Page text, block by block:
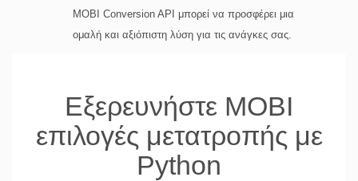
MOBI Conversion API μπορεί να προσφέρει μια
ομαλή και αξιόπιστη λύση για τις ανάγκες σας.
Εξερευνήστε MOBI
επιλογές μετατροπής με
Python